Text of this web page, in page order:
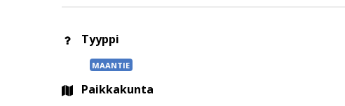
Tyyppi
MAANTIE
Paikkakunta